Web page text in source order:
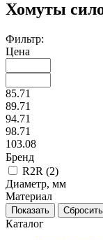
Хомуты
Фильтр:
Цена
85.71
89.71
94.71
98.71
103.08
Бренд
R2R (2)
Диаметр, мм
Материал
Показать Сбросить
Каталог